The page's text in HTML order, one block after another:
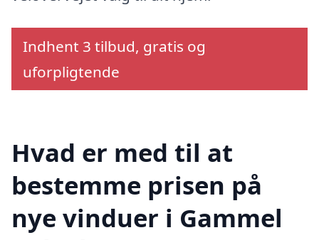
Indhent 3 tilbud, gratis og
uforpligtende
Hvad er med til at
bestemme prisen på
nye vinduer i Gammel